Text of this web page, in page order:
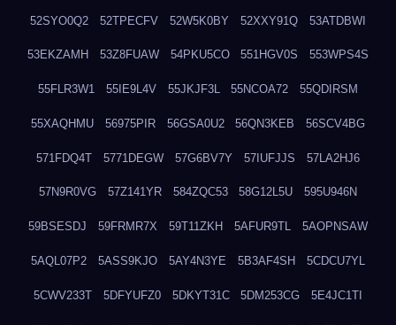
52SYO0Q2 52TPECFV 52W5K0BY 52XXY91Q 53ATDBWI
53EKZAMH 53Z8FUAW 54PKU5CO 551HGV0S 553WPS4S
55FLR3W1 55IE9L4V 55JKJF3L 55NCOA72 55QDIRSM
55XAQHMU 56975PIR 56GSA0U2 56QN3KEB 56SCV4BG
571FDQ4T 5771DEGW 57G6BV7Y 57IUFJJS 57LA2HJ6
57N9R0VG 57Z141YR 584ZQC53 58G12L5U 595U946N
59BSESDJ 59FRMR7X 59T11ZKH 5AFUR9TL 5AOPNSAW
5AQL07P2 5ASS9KJO 5AY4N3YE 5B3AF4SH 5CDCU7YL
5CWV233T 5DFYUFZ0 5DKYT31C 5DM253CG 5E4JC1TI